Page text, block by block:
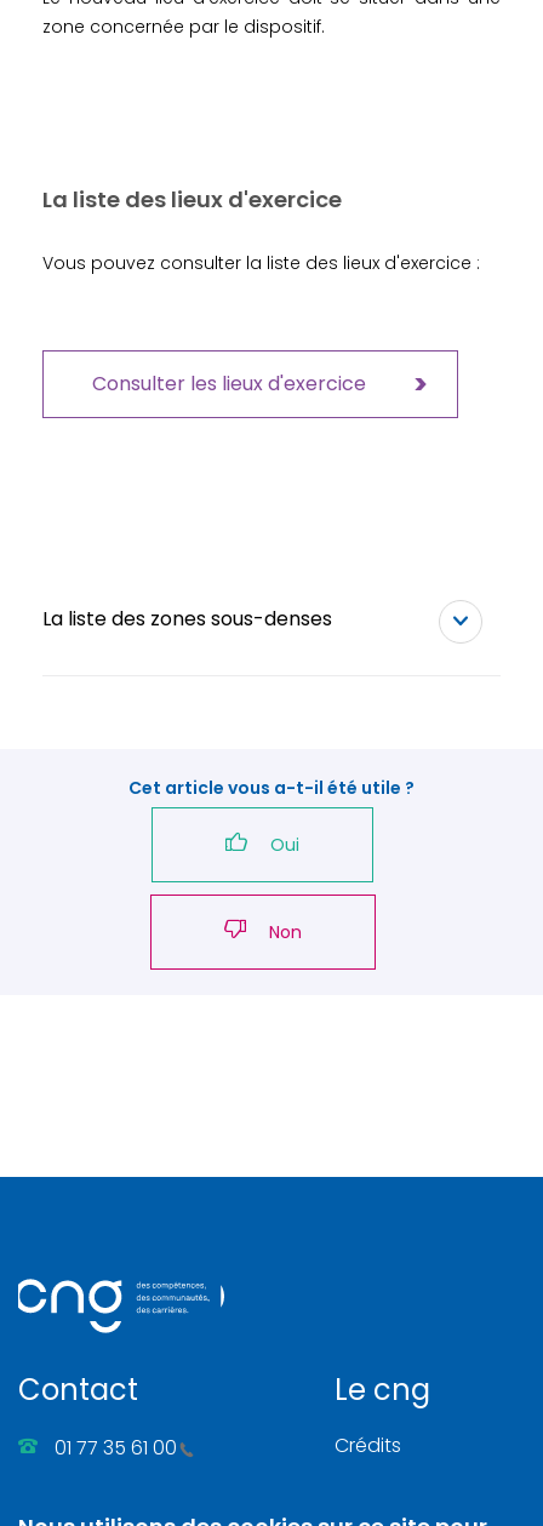
zone concernée par le dispositif.
La liste des lieux d'exercice
Vous pouvez consulter la liste des lieux d'exercice :
Consulter les lieux d'exercice
La liste des zones sous-denses
Cet article vous a-t-il été utile ?
Oui
Non
Contact
01 77 35 61 00
Le cng
Crédits